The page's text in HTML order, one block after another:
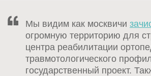
Мы видим как москвичи
огромную территорию для
центра реабилитации
травмотологического
государственный проект.